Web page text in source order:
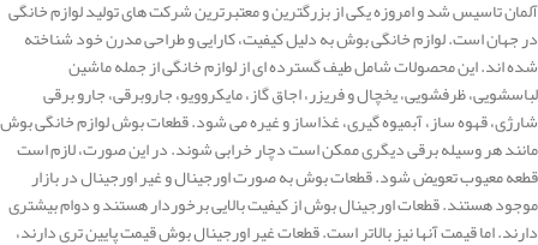
آلمان تاسیس شد و امروزه یکی از بزرگترین و معتبرترین شرکت های تولید لوازم خانگی
در جهان است. لوازم خانگی بوش به دلیل کیفیت، کارایی و طراحی مدرن خود شناخته
شده اند. این محصولات شامل طیف گسترده ای از لوازم خانگی از جمله ماشین
لباسشویی، ظرفشویی، یخچال و فریزر، اجاق گاز، مایکروویو، جاروبرقی، جارو برقی
شارژی، قهوه ساز، آبمیوه گیری، غذاساز و غیره می شود. قطعات بوش لوازم خانگی بوش
مانند هر وسیله برقی دیگری ممکن است دچار خرابی شوند. در این صورت، لازم است
قطعه معیوب تعویض شود. قطعات بوش به صورت اورجینال و غیر اورجینال در بازار
موجود هستند. قطعات اورجینال بوش از کیفیت بالایی برخوردار هستند و دوام بیشتری
دارند. اما قیمت آنها نیز بالاتر است. قطعات غیر اورجینال بوش قیمت پایین تری دارند،